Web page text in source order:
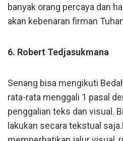
banyak orang percaya dan
akan kebenaran firman
6. Robert Tedjasukmana
Senang bisa mengikuti
rata-rata menggali 1 pasal
penggalian teks dan visual.
lakukan secara tekstual